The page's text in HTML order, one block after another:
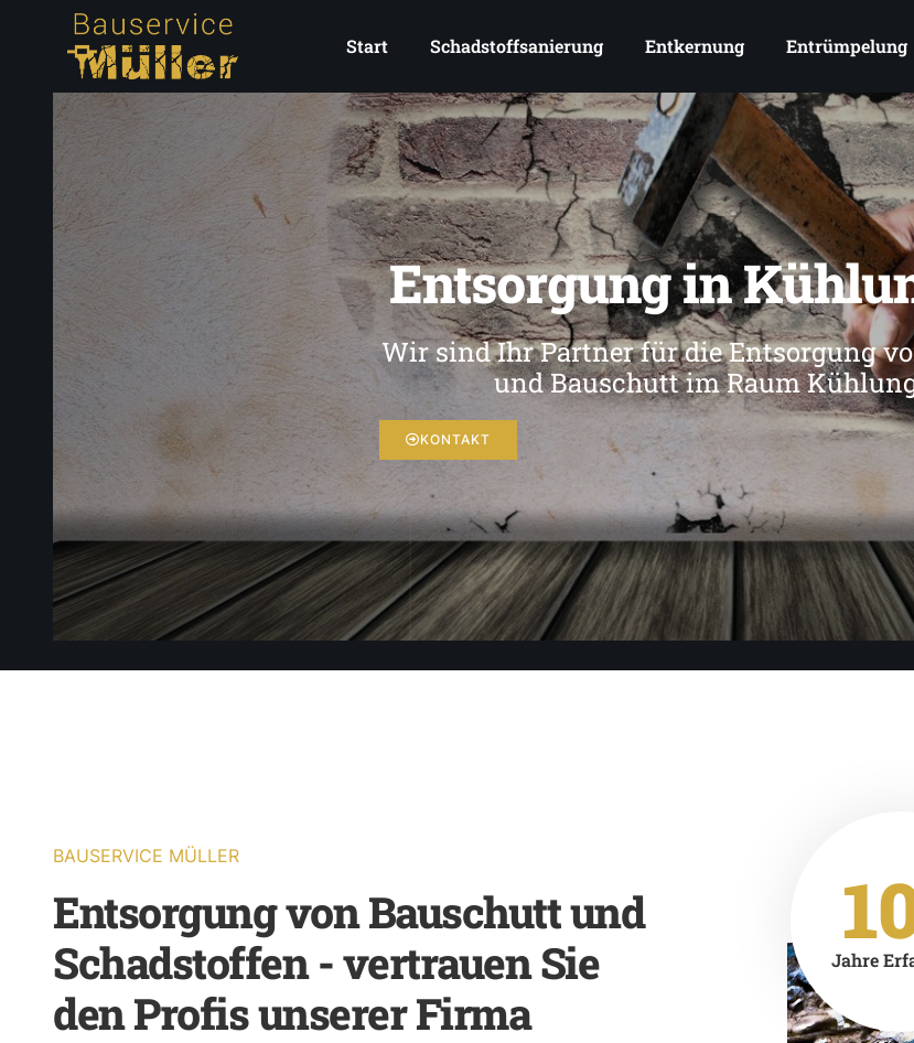
Start Schadstoffsanierung Entkernung Entrümpelung
Entsorgung in
Wir sind Ihr Partner für die Entsorgung
und Bauschutt im Raum
KONTAKT
BAUSERVICE MÜLLER
Entsorgung von Bauschutt und
Schadstoffen - vertrauen Sie
den Profis unserer Firma
Jahre